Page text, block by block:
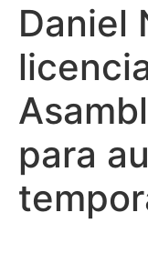
Daniel
para